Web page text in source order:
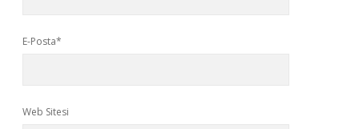
E-Posta*
Web Sitesi